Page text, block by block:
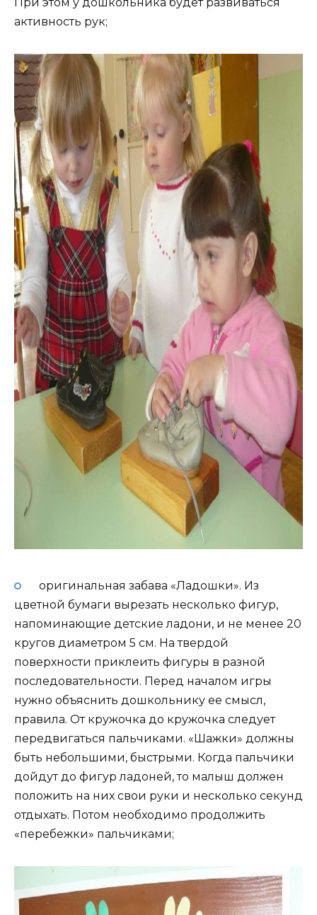
активность рук;
оригинальная забава «Ладошки». Из
цветной бумаги вырезать несколько фигур,
напоминающие детские ладони, и не менее 20
кругов диаметром 5 см. На твердой
поверхности приклеить фигуры в разной
последовательности. Перед началом игры
нужно объяснить дошкольнику ее смысл,
правила. От кружочка до кружочка следует
передвигаться пальчиками. «Шажки» должны
быть небольшими, быстрыми. Когда пальчики
дойдут до фигур ладоней, то малыш должен
положить на них свои руки и несколько секунд
отдыхать. Потом необходимо продолжить
«перебежки» пальчиками;